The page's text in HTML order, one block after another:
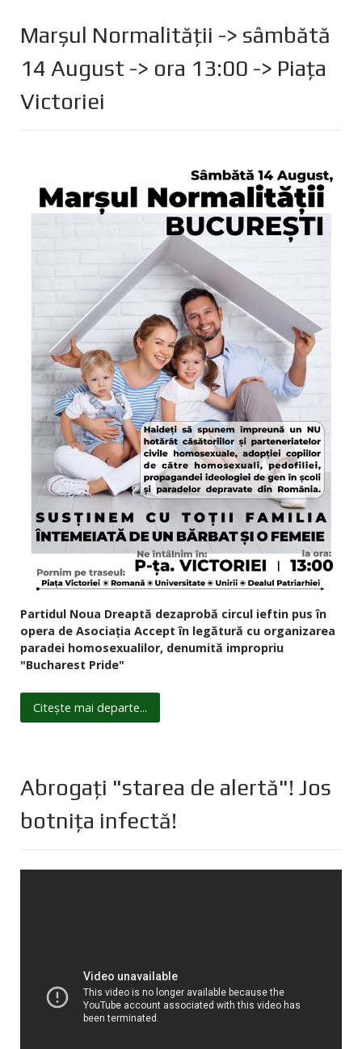
Marșul Normalității -> sâmbătă
14 August -> ora 13:00 -> Piața
Victoriei
Partidul Noua Dreaptă dezaprobă circul ieftin pus în
opera de Asociația Accept în legătură cu organizarea
paradei homosexualilor, denumită impropriu
"Bucharest Pride"
Citește mai departe...
Abrogați "starea de alertă"! Jos
botnița infectă!